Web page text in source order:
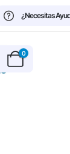
¿Necesitas
0